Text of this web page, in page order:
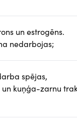
un estrogēns.
nedarbojas;
spējas,
un kuņģa-zarnu